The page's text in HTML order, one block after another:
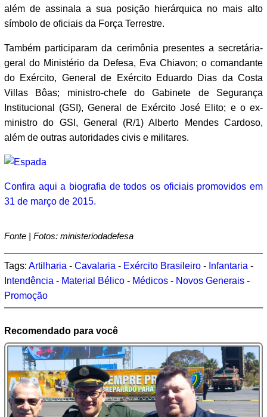
além de assinala a sua posição hierárquica no mais alto
símbolo de oficiais da Força Terrestre.
Também participaram da cerimônia presentes a secretária-
geral do Ministério da Defesa, Eva Chiavon; o comandante
do Exército, General de Exército Eduardo Dias da Costa
Villas Bôas; ministro-chefe do Gabinete de Segurança
Institucional (GSI), General de Exército José Elito; e o ex-
ministro do GSI, General (R/1) Alberto Mendes Cardoso,
além de outras autoridades civis e militares.
Confira aqui a biografia de todos os oficiais promovidos em
31 de março de 2015.
Fonte | Fotos: ministeriodadefesa
Tags: Artilharia - Cavalaria - Exército Brasileiro - Infantaria -
Intendência - Material Bélico - Médicos - Novos Generais -
Promoção
Recomendado para você